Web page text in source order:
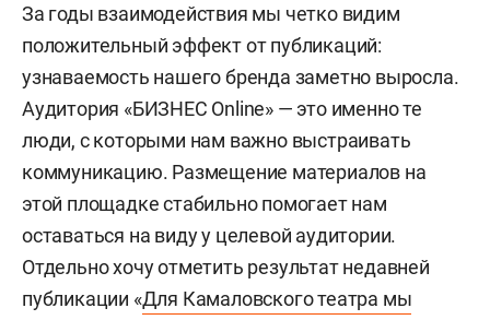
За годы взаимодействия мы четко видим
положительный эффект от публикаций:
узнаваемость нашего бренда заметно выросла.
Аудитория «БИЗНЕС Online» — это именно те
люди, с которыми нам важно выстраивать
коммуникацию. Размещение материалов на
этой площадке стабильно помогает нам
оставаться на виду у целевой аудитории.
Отдельно хочу отметить результат недавней
публикации «Для Камаловского театра мы